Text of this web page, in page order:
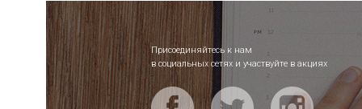
Присоединяйтесь к нам
в социальных сетях и участвуйте в акциях